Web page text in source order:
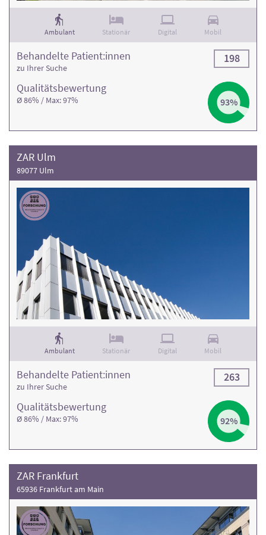
Ambulant Stationär Digital Mobil
Qualitäts­bewertung
Ø 86% / Max: 97% 93%
Behandelte Patient:innen
zu Ihrer Suche
198
ZAR Ulm
89077 Ulm
Ambulant Stationär Digital Mobil
Qualitäts­bewertung
Ø 86% / Max: 97% 92%
Behandelte Patient:innen
zu Ihrer Suche
263
ZAR Frankfurt
65936 Frankfurt am Main